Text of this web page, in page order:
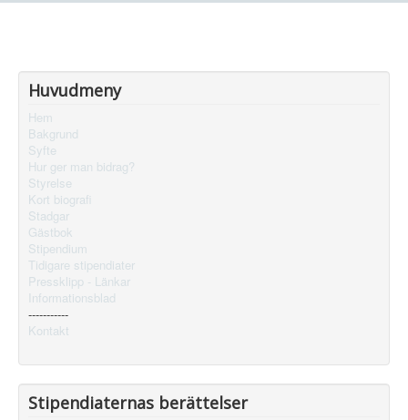
Huvudmeny
Hem
Bakgrund
Syfte
Hur ger man bidrag?
Styrelse
Kort biografi
Stadgar
Gästbok
Stipendium
Tidigare stipendiater
Pressklipp - Länkar
Informationsblad
-----------
Kontakt
Stipendiaternas berättelser